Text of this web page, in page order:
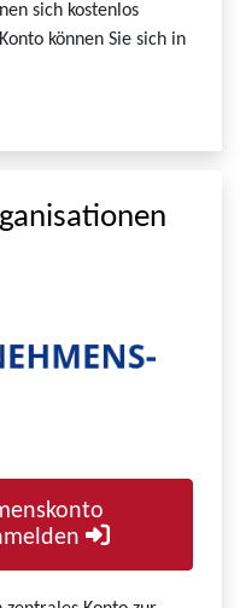
sich kostenlos
können Sie sich in